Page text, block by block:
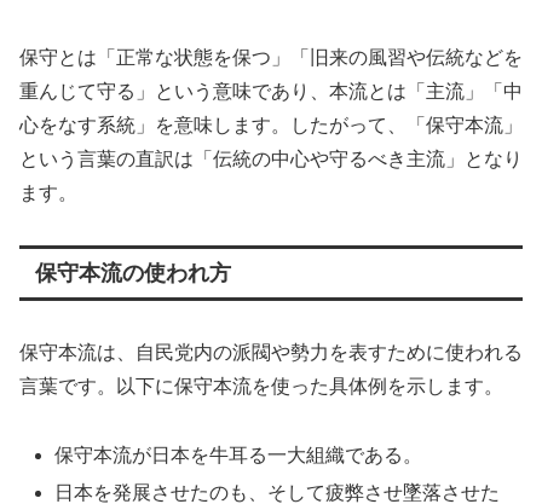
保守とは「正常な状態を保つ」「旧来の風習や伝統などを
重んじて守る」という意味であり、本流とは「主流」「中
心をなす系統」を意味します。したがって、「保守本流」
という言葉の直訳は「伝統の中心や守るべき主流」となり
ます。
保守本流の使われ方
保守本流は、自民党内の派閥や勢力を表すために使われる
言葉です。以下に保守本流を使った具体例を示します。
保守本流が日本を牛耳る一大組織である。
日本を発展させたのも、そして疲弊させ墜落させた